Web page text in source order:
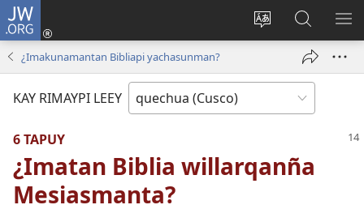
JW.ORG
Direccionpi
Sutiykiwan
jaykuy
nueva
JW.ORG
nisqapi
maskhay
¿Imakunamantan Bibliapi yachasunman?
KAY RIMAYPI LEEY
6 TAPUY
¿Imatan Biblia willarqanña
Mesiasmanta?